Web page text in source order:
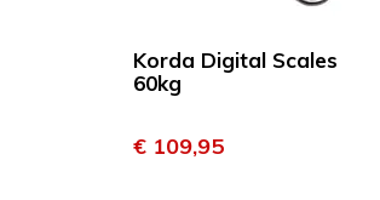
Korda Digital Scales
60kg
€ 109,95